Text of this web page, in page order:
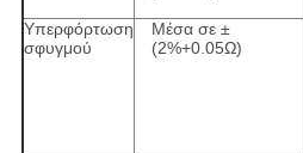
Υπερφόρτωση
σφυγμού
Μέσα σε ±
(2%+0.05Ω)